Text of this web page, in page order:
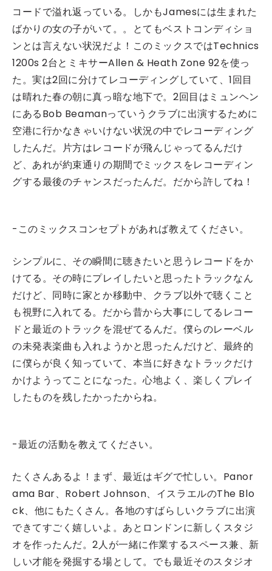
コードで溢れ返っている。しかもJamesには生まれた
ばかりの女の子がいて。。とてもベストコンディショ
ンとは言えない状況だよ！このミックスではTechnics
1200s 2台とミキサーAllen & Heath Zone 92を使っ
た。実は2回に分けてレコーディングしていて、1回目
は晴れた春の朝に真っ暗な地下で。2回目はミュンヘン
にあるBob Beamanっていうクラブに出演するために
空港に行かなきゃいけない状況の中でレコーディング
したんだ。片方はレコードが飛んじゃってるんだけ
ど、あれが約束通りの期間でミックスをレコーディン
グする最後のチャンスだったんだ。だから許してね！
-このミックスコンセプトがあれば教えてください。
シンプルに、その瞬間に聴きたいと思うレコードをか
けてる。その時にプレイしたいと思ったトラックなん
だけど、同時に家とか移動中、クラブ以外で聴くこと
も視野に入れてる。だから昔から大事にしてるレコー
ドと最近のトラックを混ぜてるんだ。僕らのレーベル
の未発表楽曲も入れようかと思ったんだけど、最終的
に僕らが良く知っていて、本当に好きなトラックだけ
かけようってことになった。心地よく、楽しくプレイ
したものを残したかったからね。
-最近の活動を教えてください。
たくさんあるよ！まず、最近はギグで忙しい。Panor
ama Bar、Robert Johnson、イスラエルのThe Blo
ck、他にもたくさん。各地のすばらしいクラブに出演
できてすごく嬉しいよ。あとロンドンに新しくスタジ
オを作ったんだ。2人が一緒に作業するスペース兼、新
しい才能を発掘する場として。でも最近そのスタジオ